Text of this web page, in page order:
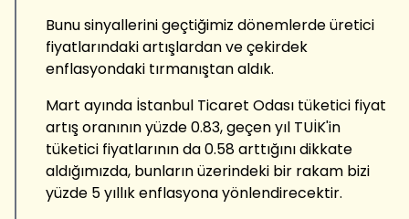
Bunu sinyallerini geçtiğimiz dönemlerde üretici
fiyatlarındaki artışlardan ve çekirdek
enflasyondaki tırmanıştan aldık.
Mart ayında İstanbul Ticaret Odası tüketici fiyat
artış oranının yüzde 0.83, geçen yıl TUİK'in
tüketici fiyatlarının da 0.58 arttığını dikkate
aldığımızda, bunların üzerindeki bir rakam bizi
yüzde 5 yıllık enflasyona yönlendirecektir.